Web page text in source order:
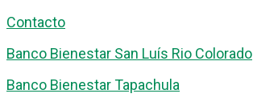
Contacto
Banco Bienestar San Luís Rio Colorado
Banco Bienestar Tapachula